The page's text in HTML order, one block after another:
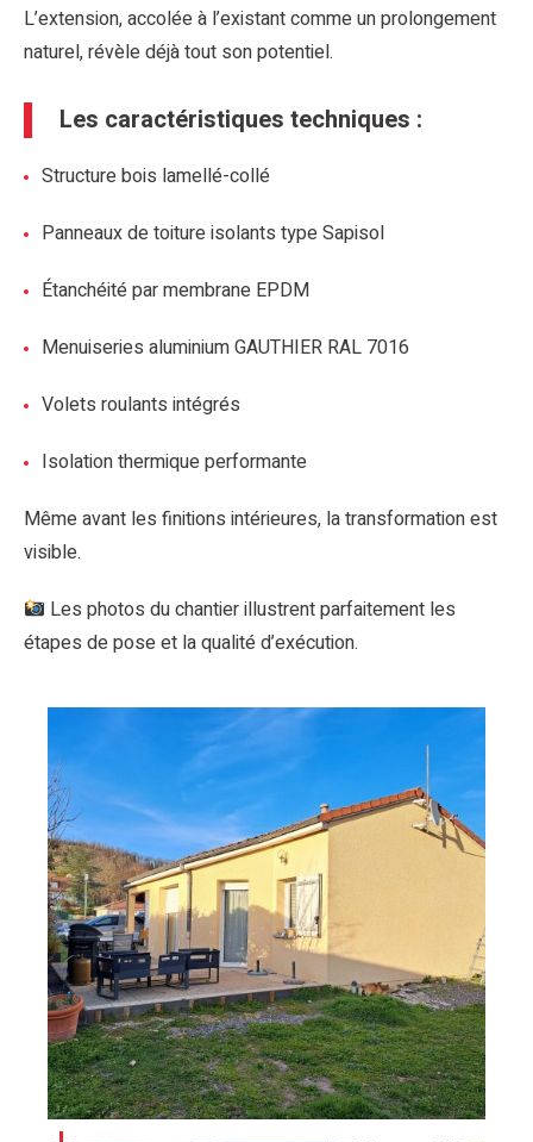
L’extension, accolée à l’existant comme un prolongement
naturel, révèle déjà tout son potentiel.
Les caractéristiques techniques :
Structure bois lamellé-collé
Panneaux de toiture isolants type Sapisol
Étanchéité par membrane EPDM
Menuiseries aluminium GAUTHIER RAL 7016
Volets roulants intégrés
Isolation thermique performante
Même avant les finitions intérieures, la transformation est
visible.
Les photos du chantier illustrent parfaitement les
étapes de pose et la qualité d’exécution.